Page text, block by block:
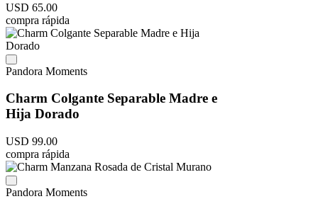
USD 65.00
compra rápida
Pandora Moments
Charm Colgante Separable Madre e
Hija Dorado
USD 99.00
compra rápida
Pandora Moments